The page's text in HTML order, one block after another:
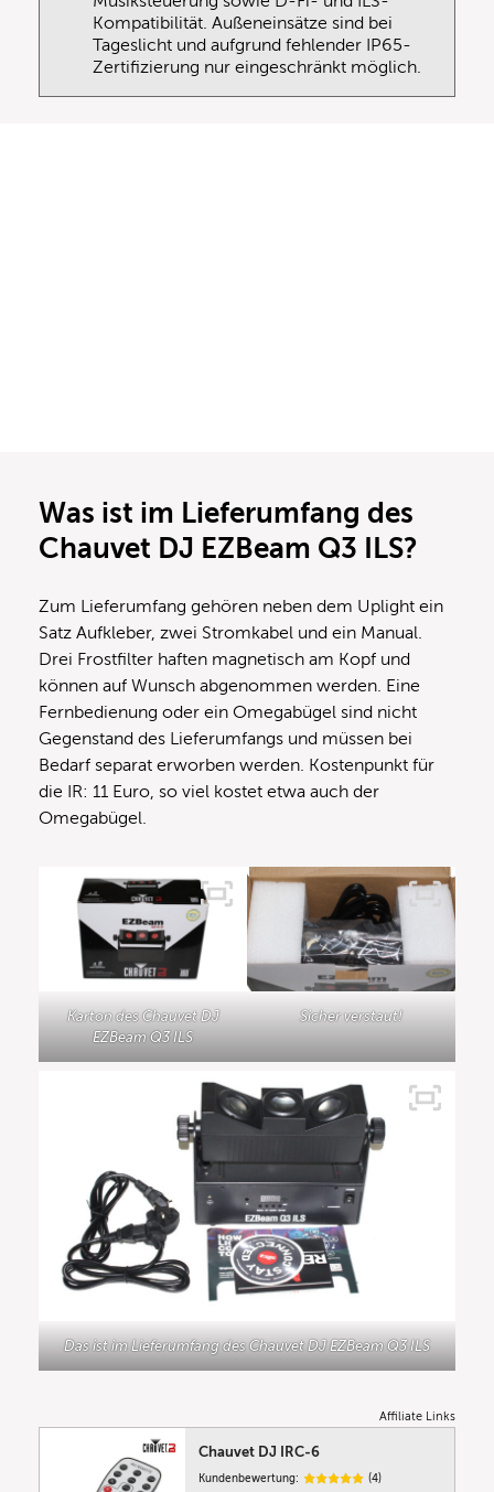
Kompatibilität. Außeneinsätze sind bei
Tageslicht und aufgrund fehlender IP65-
Zertifizierung nur eingeschränkt möglich.
Was ist im Lieferumfang des
Chauvet DJ EZBeam Q3 ILS?
Zum Lieferumfang gehören neben dem Uplight ein
Satz Aufkleber, zwei Stromkabel und ein Manual.
Drei Frostfilter haften magnetisch am Kopf und
können auf Wunsch abgenommen werden. Eine
Fernbedienung oder ein Omegabügel sind nicht
Gegenstand des Lieferumfangs und müssen bei
Bedarf separat erworben werden. Kostenpunkt für
die IR: 11 Euro, so viel kostet etwa auch der
Omegabügel.
Karton des Chauvet DJ
EZBeam Q3 ILS
Sicher verstaut!
Das ist im Lieferumfang des Chauvet DJ EZBeam Q3 ILS
Affiliate Links
Chauvet DJ IRC-6
Kundenbewertung: (4)